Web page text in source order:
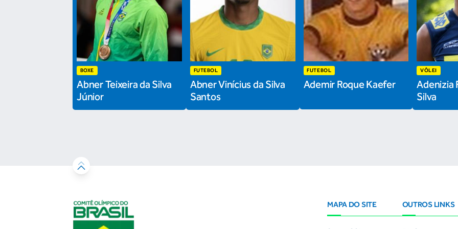
BOXE
Abner Teixeira da Silva
Júnior
FUTEBOL
Abner Vinícius da Silva
Santos
FUTEBOL
Ademir Roque Kaefer
VÔLEI
Adenizia
Silva
MAPA DO SITE OUTROS LINKS